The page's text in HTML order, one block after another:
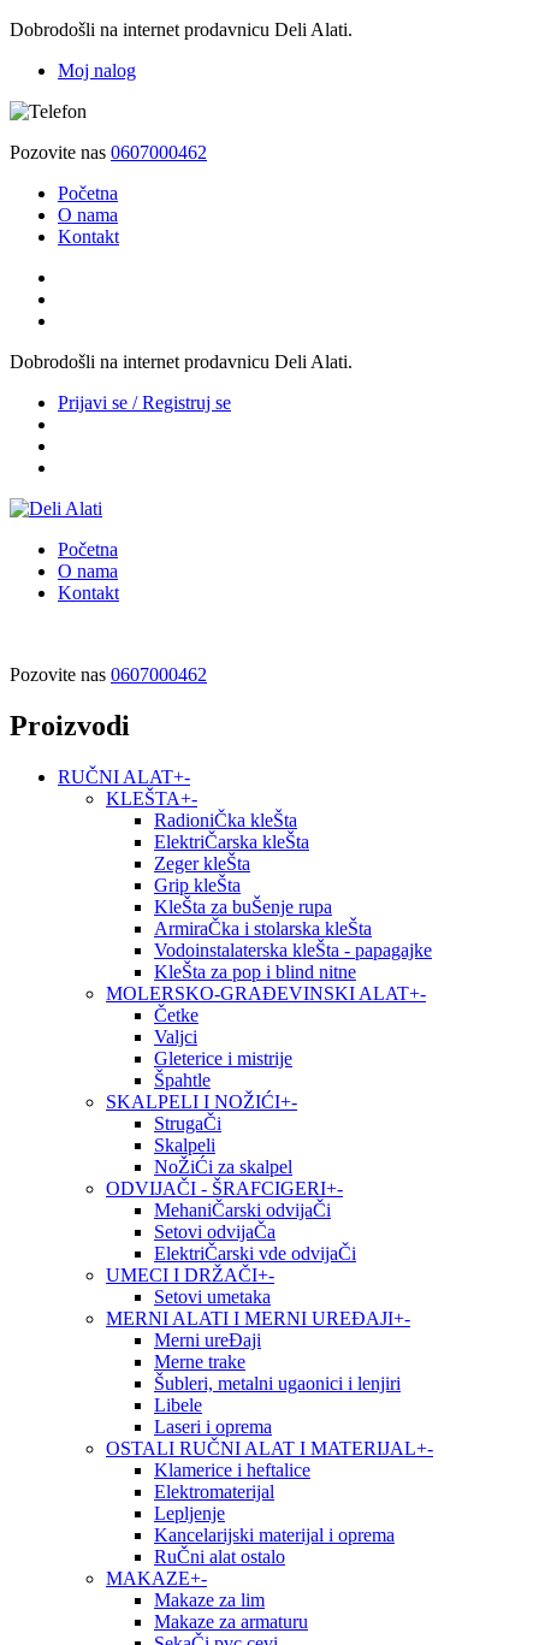
Dobrodošli na internet prodavnicu Deli Alati.
Moj nalog
Pozovite nas 0607000462
Početna
O nama
Kontakt
Dobrodošli na internet prodavnicu Deli Alati.
Prijavi se / Registruj se
Početna
O nama
Kontakt
Pozovite nas 0607000462
Proizvodi
RUČNI ALAT+-
KLEŠTA+-
RadioniČka kleŠta
ElektriČarska kleŠta
Zeger kleŠta
Grip kleŠta
KleŠta za buŠenje rupa
ArmiraČka i stolarska kleŠta
Vodoinstalaterska kleŠta - papagajke
KleŠta za pop i blind nitne
MOLERSKO-GRAĐEVINSKI ALAT+-
Četke
Valjci
Gleterice i mistrije
Špahtle
SKALPELI I NOŽIĆI+-
StrugaČi
Skalpeli
NoŽiĆi za skalpel
ODVIJAČI - ŠRAFCIGERI+-
MehaniČarski odvijaČi
Setovi odvijaČa
ElektriČarski vde odvijaČi
UMECI I DRŽAČI+-
Setovi umetaka
MERNI ALATI I MERNI UREĐAJI+-
Merni ureĐaji
Merne trake
Šubleri, metalni ugaonici i lenjiri
Libele
Laseri i oprema
OSTALI RUČNI ALAT I MATERIJAL+-
Klamerice i heftalice
Elektromaterijal
Lepljenje
Kancelarijski materijal i oprema
RuČni alat ostalo
MAKAZE+-
Makaze za lim
Makaze za armaturu